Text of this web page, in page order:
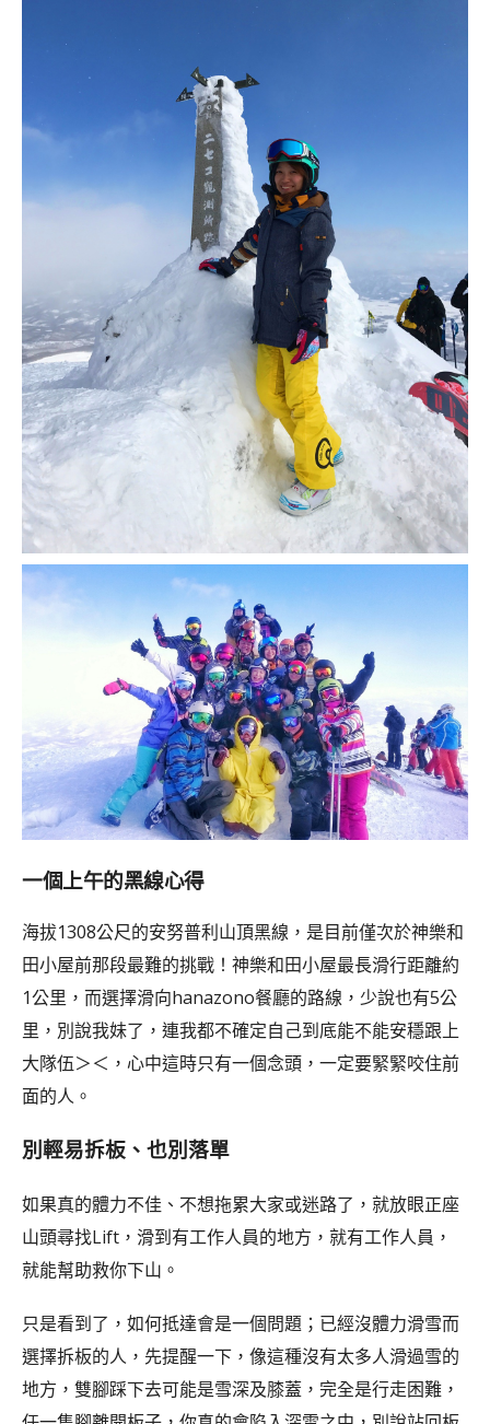
一個上午的黑線心得
海拔1308公尺的安努普利山頂黑線，是目前僅次於神樂和
田小屋前那段最難的挑戰！神樂和田小屋最長滑行距離約
1公里，而選擇滑向hanazono餐廳的路線，少說也有5公
里，別說我妹了，連我都不確定自己到底能不能安穩跟上
大隊伍＞＜，心中這時只有一個念頭，一定要緊緊咬住前
面的人。
別輕易拆板、也別落單
如果真的體力不佳、不想拖累大家或迷路了，就放眼正座
山頭尋找Lift，滑到有工作人員的地方，就有工作人員，
就能幫助救你下山。
只是看到了，如何抵達會是一個問題；已經沒體力滑雪而
選擇拆板的人，先提醒一下，像這種沒有太多人滑過雪的
地方，雙腳踩下去可能是雪深及膝蓋，完全是行走困難，